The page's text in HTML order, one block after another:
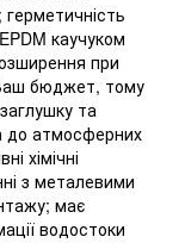
каучуком
при
бюджет, тому
та
до атмосферних
хімічні
з металевими
має
водостоки